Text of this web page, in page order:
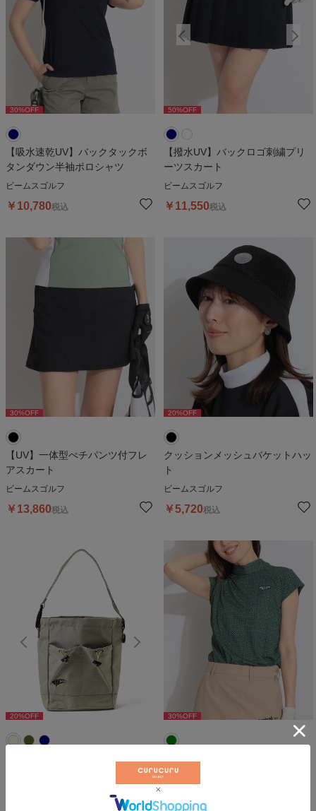
30%OFF
【吸水速乾UV】バックタックボ
タンダウン半袖ポロシャツ
ビームスゴルフ
￥ 10,780税込
50%OFF 50%OFF
【撥水UV】バックロゴ刺繍プリ
ーツスカート
ビームスゴルフ
￥ 11,550税込
30%OFF
【UV】一体型ぺチパンツ付フレ
アスカート
ビームスゴルフ
￥ 13,860税込
20%OFF
クッションメッシュバケットハッ
ト
ビームスゴルフ
￥5,720税込
20%OFF %OFF
30%OFF
リーブカットソー